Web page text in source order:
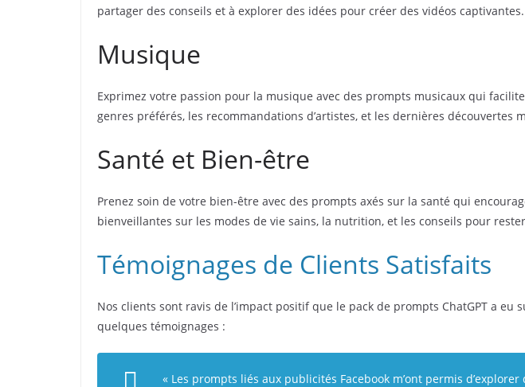
partager des conseils et à explorer des idées pour créer des vidéos captivantes.
Musique
Exprimez votre passion pour la musique avec des prompts musicaux qui
genres préférés, les recommandations d’artistes, et les dernières découvertes
Santé et Bien-être
Prenez soin de votre bien-être avec des prompts axés sur la santé qui
bienveillantes sur les modes de vie sains, la nutrition, et les conseils pour
Témoignages de Clients Satisfaits
Nos clients sont ravis de l’impact positif que le pack de prompts ChatGPT a eu
quelques témoignages :
« Les prompts liés aux publicités Facebook m’ont permis